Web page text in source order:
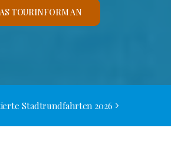
TOURINFORM AN
Stadtrundfahrten 2026